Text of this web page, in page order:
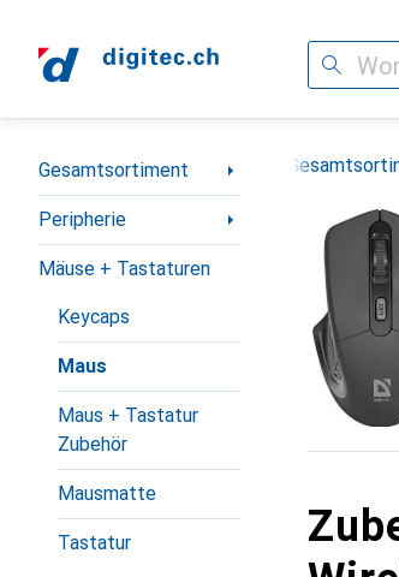
Suche
Navigation nach Kategorien
Gesamtsortiment
Peripherie
Mäuse + Tastaturen
Keycaps
Maus
Maus + Tastatur
Zubehör
Mausmatte
Tastatur